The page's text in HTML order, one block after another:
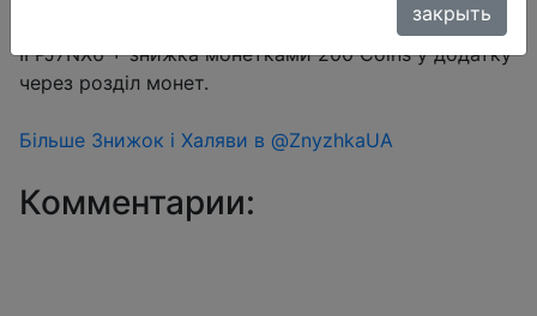
Промокод на $23 - IFPU63S9, IFPP0ZRI, IFPLBEQE,
IFPJ7NX6 + знижка монетками 200 Coins у додатку
через розділ монет.
Більше Знижок і Халяви в @ZnyzhkaUA
Комментарии:
закрыть